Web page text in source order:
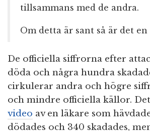
tillsammans med de andra.
Om detta är sant så är det en
De officiella siffrorna efter
döda och några hundra
cirkulerar andra och högre
och mindre officiella källor.
video av en läkare som
dödades och 340 skadades,